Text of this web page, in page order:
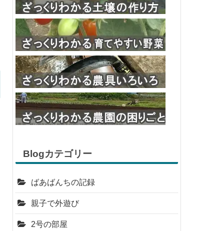
Blogカテゴリー
ばあばんちの記録
親子で外遊び
2号の部屋